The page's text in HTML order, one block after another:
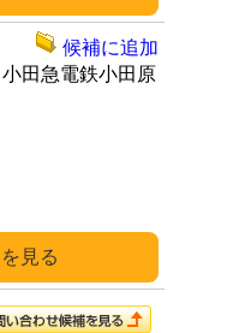
小田急電鉄小田原
候補に追加